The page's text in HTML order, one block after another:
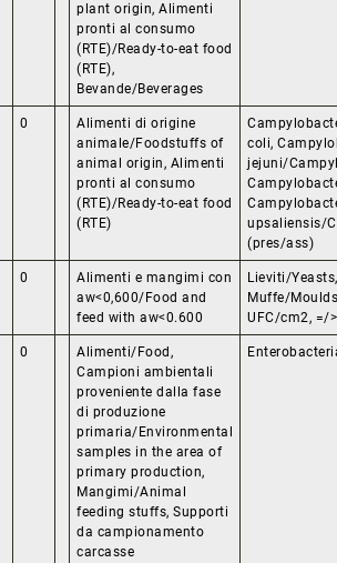
plant origin, Alimenti
pronti al consumo
(RTE)/Ready-to-eat food
(RTE),
Bevande/Beverages
0
Alimenti di origine
animale/Foodstuffs of
animal origin, Alimenti
pronti al consumo
(RTE)/Ready-to-eat food
(RTE)
coli,
jejuni/
upsaliensis/
(pres/ass)
0
Alimenti e mangimi con
aw<0,600/Food and
feed with aw<0.600
Lieviti/
Muffe/
UFC/cm2, =/
0
Alimenti/Food,
Campioni ambientali
proveniente dalla fase
di produzione
primaria/Environmental
samples in the area of
primary production,
Mangimi/Animal
feeding stuffs, Supporti
da campionamento
carcasse